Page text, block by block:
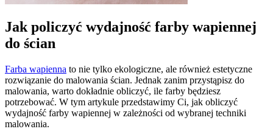
Jak policzyć wydajność farby wapiennej
do ścian
Farba wapienna to nie tylko ekologiczne, ale również estetyczne
rozwiązanie do malowania ścian. Jednak zanim przystąpisz do
malowania, warto dokładnie obliczyć, ile farby będziesz
potrzebować. W tym artykule przedstawimy Ci, jak obliczyć
wydajność farby wapiennej w zależności od wybranej techniki
malowania.